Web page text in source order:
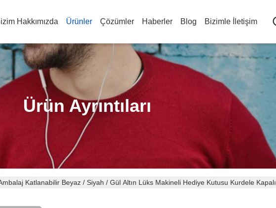
Hakkımızda Ürünler Çözümler Haberler Blog Bizimle İletişim
Ürün Ayrıntıları
Katlanabilir Beyaz / Siyah / Gül Altın Lüks Makineli Hediye Kutusu Kurdele Kapalı